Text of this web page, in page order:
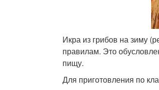
Икра из грибов на зиму
правилам. Это
пищу.
Для приготовления по